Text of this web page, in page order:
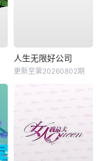
人生无限好公司
更新至第20260802期